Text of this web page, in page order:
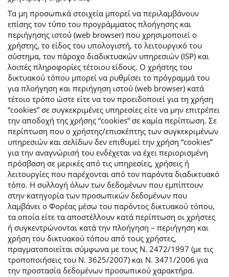
Τα μη προσωπικά στοιχεία μπορεί να περιλαμβάνουν
επίσης τον τύπο του προγράμματος πλοήγησης και
περιήγησης ιστού (web browser) που χρησιμοποιεί ο
χρήστης, το είδος του υπολογιστή, το λειτουργικό του
σύστημα, τον πάροχο διαδικτυακών υπηρεσιών (ISP) και
λοιπές πληροφορίες τέτοιου είδους. Ο χρήστης του
δικτυακού τόπου μπορεί να ρυθμίσει το πρόγραμμά του
για πλοήγηση και περιήγηση ιστού (web browser) κατά
τέτοιο τρόπο ώστε είτε να τον προειδοποιεί για τη χρήση
“cookies” σε συγκεκριμένες υπηρεσίες είτε να μην επιτρέπει
την αποδοχή της χρήσης “cookies” σε καμία περίπτωση. Σε
περίπτωση που ο χρήστης/επισκέπτης των συγκεκριμένων
υπηρεσιών και σελίδων δεν επιθυμεί την χρήση “cookies”
για την αναγνώρισή του ενδέχεται να έχει περιορισμένη
πρόσβαση σε μερικές από τις υπηρεσίες, χρήσεις ή
λειτουργίες που παρέχονται από τον παρόντα διαδικτυακό
τόπο. Η συλλογή όλων των δεδομένων που εμπίπτουν
στην κατηγορία των προσωπικών δεδομένων που
λαμβάνει ο Φορέας μέσω του παρόντος δικτυακού τόπου,
τα οποία είτε τα αποστέλλουν κατά περίπτωση οι χρήστες
ή συγκεντρώνονται κατά την πλοήγηση – περιήγηση και
χρήση του δικτυακού τόπου από τους χρήστες,
πραγματοποιείται σύμφωνα με τους Ν. 2472/1997 (με τις
τροποποιήσεις του Ν. 3625/2007) και Ν. 3471/2006 για
την προστασία δεδομένων προσωπικού χαρακτήρα.